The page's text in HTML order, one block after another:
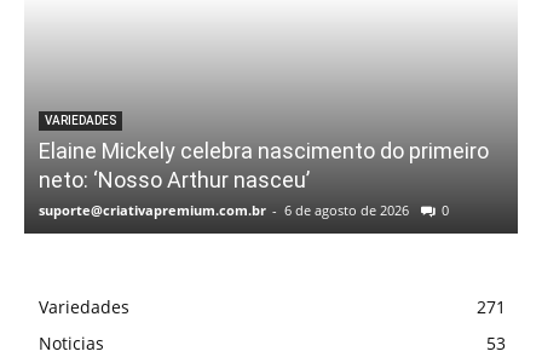
VARIEDADES
Elaine Mickely celebra nascimento do primeiro
neto: ‘Nosso Arthur nasceu’
suporte@criativapremium.com.br - 6 de agosto de 2026 0
Variedades
271
Noticias
53